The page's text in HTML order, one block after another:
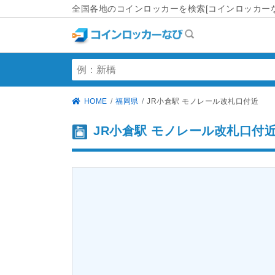
全国各地のコインロッカーを検索[コインロッカー
HOME 福岡県 JR小倉駅 モノレール改札口付近
JR小倉駅 モノレール改札口付